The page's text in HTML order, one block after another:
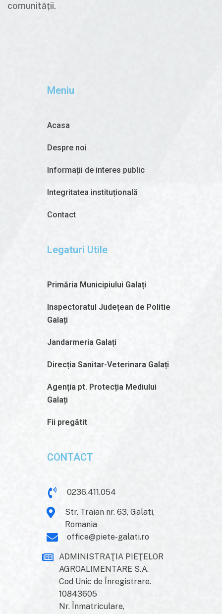
comunității.
Meniu
Acasa
Despre noi
Informații de interes public
Integritatea instituțională
Contact
Legaturi Utile
Primăria Municipiului Galați
Inspectoratul Județean de Politie
Galați
Jandarmeria Galați
Direcția Sanitar-Veterinara Galați
Agenția pt. Protecția Mediului
Galați
Fii pregătit
CONTACT
0236.411.054
Str. Traian nr. 63, Galati,
Romania
office@piete-galati.ro
ADMINISTRAŢIA PIEŢELOR
AGROALIMENTARE S.A.
Cod Unic de Înregistrare.
10843605
Nr. Înmatriculare,